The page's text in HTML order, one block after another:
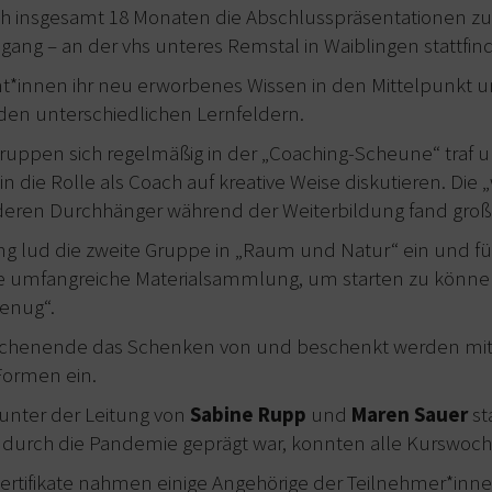
insgesamt 18 Monaten die Abschlusspräsentationen
– an der vhs unteres Remstal in Waiblingen
ihr neu erworbenes Wissen in den Mittelpunkt
unterschiedlichen Lernfeldern.
sich regelmäßig in der „Coaching-Scheune“ traf
Rolle als Coach auf kreative Weise diskutieren. Die
Durchhänger während der Weiterbildung fand
lud die zweite Gruppe in „Raum und Natur“ ein und
umfangreiche Materialsammlung, um starten zu
das Schenken von und beschenkt werden
ein.
der Leitung von Sabine Rupp und Maren Sauer
die Pandemie geprägt war, konnten alle
nahmen einige Angehörige der